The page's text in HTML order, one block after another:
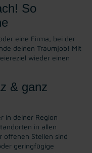
So
eine Firma, bei der
deinen Traumjob! Mit
wieder einen
& ganz
in deiner Region
in allen
offenen Stellen sind
geringfügige